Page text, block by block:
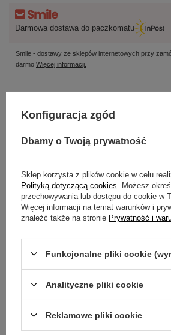
Darmowa dostawa do paczkomatu
Smile - dostawy ze sklepów internetowych przy
darmo Więcej informacji.
Potrzebujesz pomocy? Masz
najciekawsze pytania i odpowiedzi publikując
dla innych.
OPIS
SZCZEGÓŁOWE DANE
OPINIE (0)
Konfiguracja zgód
Dbamy o Twoją prywatność
Sklep korzysta z plików cookie w celu
Polityką dotyczącą cookies . Możesz
przechowywania lub dostępu do cookie w
Więcej informacji na temat warunków i
znaleźć także na stronie Prywatność i
Funkcjonalne pliki cookie
Analityczne pliki cookie
Reklamowe pliki cookie